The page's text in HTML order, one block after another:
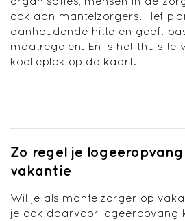
ook aan mantelzorgers. Het
aanhoudende hitte en geeft
maatregelen. En is het thuis te
koelteplek op de kaart.
Zo regel je
vakantie
Wil je als mantelzorger op
je ook daarvoor logeeropvang